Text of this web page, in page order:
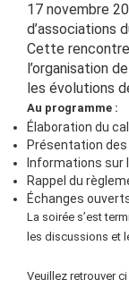
17 novembre
d’associations
Cette
l’organisation
les évolutions
Au programme :
Élaboration du
Présentation
Informations sur
Rappel du
Échanges
La soirée s’est
les discussions et
Veuillez retrouver